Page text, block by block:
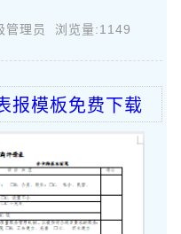
管理员 浏览量:1149
报模板免费下载